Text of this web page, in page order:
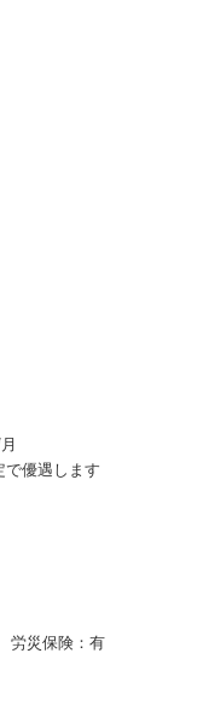
優遇します
労災保険：有